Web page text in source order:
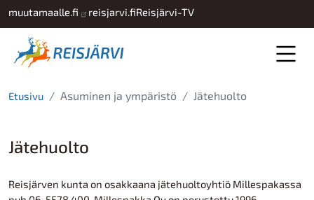
Hyppää pääsisältöön
muutamaalle.fi reisjarvi.fiReisjärvi-TV
Etusivu Asuminen ja ympäristö Jätehuolto
Jätehuolto
Reisjärven kunta on osakkaana jätehuoltoyhtiö Millespakassa